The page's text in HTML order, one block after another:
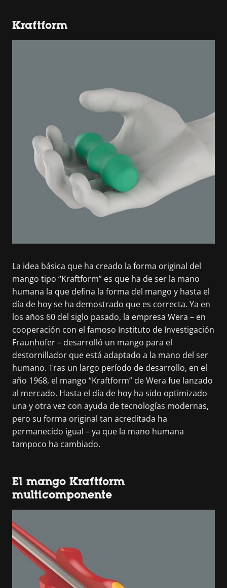
Kraftform
La idea básica que ha creado la forma original del
mango tipo “Kraftform” es que ha de ser la mano
humana la que defina la forma del mango y hasta el
día de hoy se ha demostrado que es correcta. Ya en
los años 60 del siglo pasado, la empresa Wera – en
cooperación con el famoso Instituto de Investigación
Fraunhofer – desarrolló un mango para el
destornillador que está adaptado a la mano del ser
humano. Tras un largo período de desarrollo, en el
año 1968, el mango “Kraftform” de Wera fue lanzado
al mercado. Hasta el día de hoy ha sido optimizado
una y otra vez con ayuda de tecnologías modernas,
pero su forma original tan acreditada ha
permanecido igual – ya que la mano humana
tampoco ha cambiado.
El mango Kraftform
multicomponente